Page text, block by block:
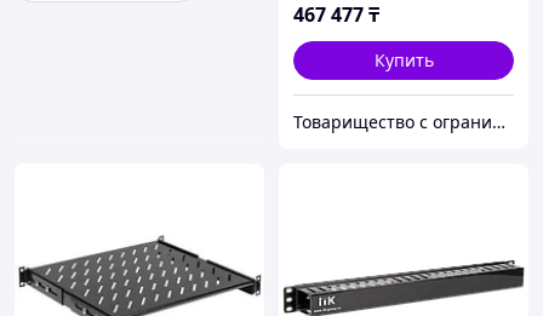
467 477₸
Купить
Товарищество с ограниченной ответственностью "Nabludenie.kz"